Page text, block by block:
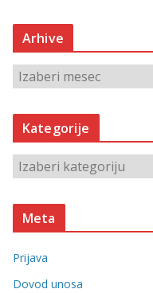
Arhive
h
v
Kategorije
t
o
r
Meta
Prijava
Dovod unosa